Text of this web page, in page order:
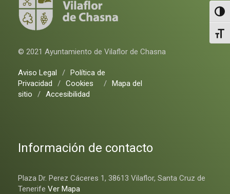
© 2021 Ayuntamiento de Vilaflor de Chasna
Aviso Legal / Política de
Privacidad
/ Cookies / Mapa del
sitio
/ Accesibilidad
Información de contacto
Plaza Dr. Perez Cáceres 1, 38613 Vilaflor, Santa Cruz de
Tenerife Ver Mapa